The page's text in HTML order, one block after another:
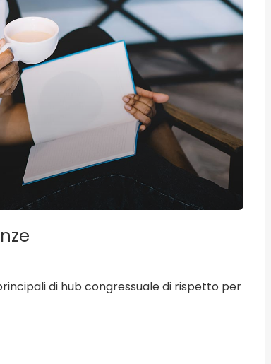
di hub congressuale di rispetto per